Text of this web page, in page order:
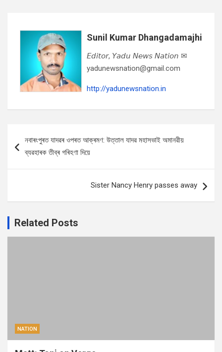
Sunil Kumar Dhangadamajhi
𝘌𝘥𝘪𝘵𝘰𝘳, 𝘠𝘢𝘥𝘶 𝘕𝘦𝘸𝘴 𝘕𝘢𝘵𝘪𝘰𝘯 ✉
yadunewsnation@gmail.com
http://yadunewsnation.in
navigation
নবাৰংপুৰত যাদৱৰ ওপৰত আক্ৰমণ: উত্তাল যাদৱ মহাসভাই অমানৱীয়
ব্যৱহাৰক তীব্ৰ গৰিহণা দিয়ে
Sister Nancy Henry passes away
Related Posts
NATION